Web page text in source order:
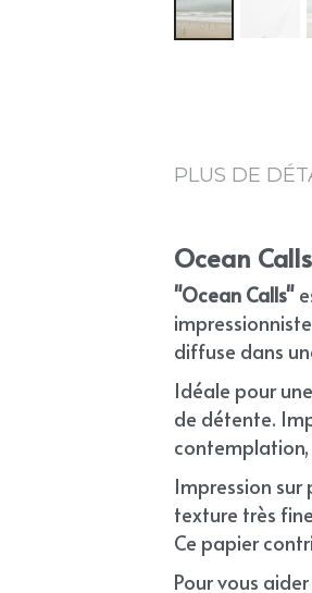
PLUS DE
Ocean
"Ocean Calls"
diffuse dans
Idéale pour une
de détente.
contemplation,
Impression
texture très
Ce papier
Pour vous